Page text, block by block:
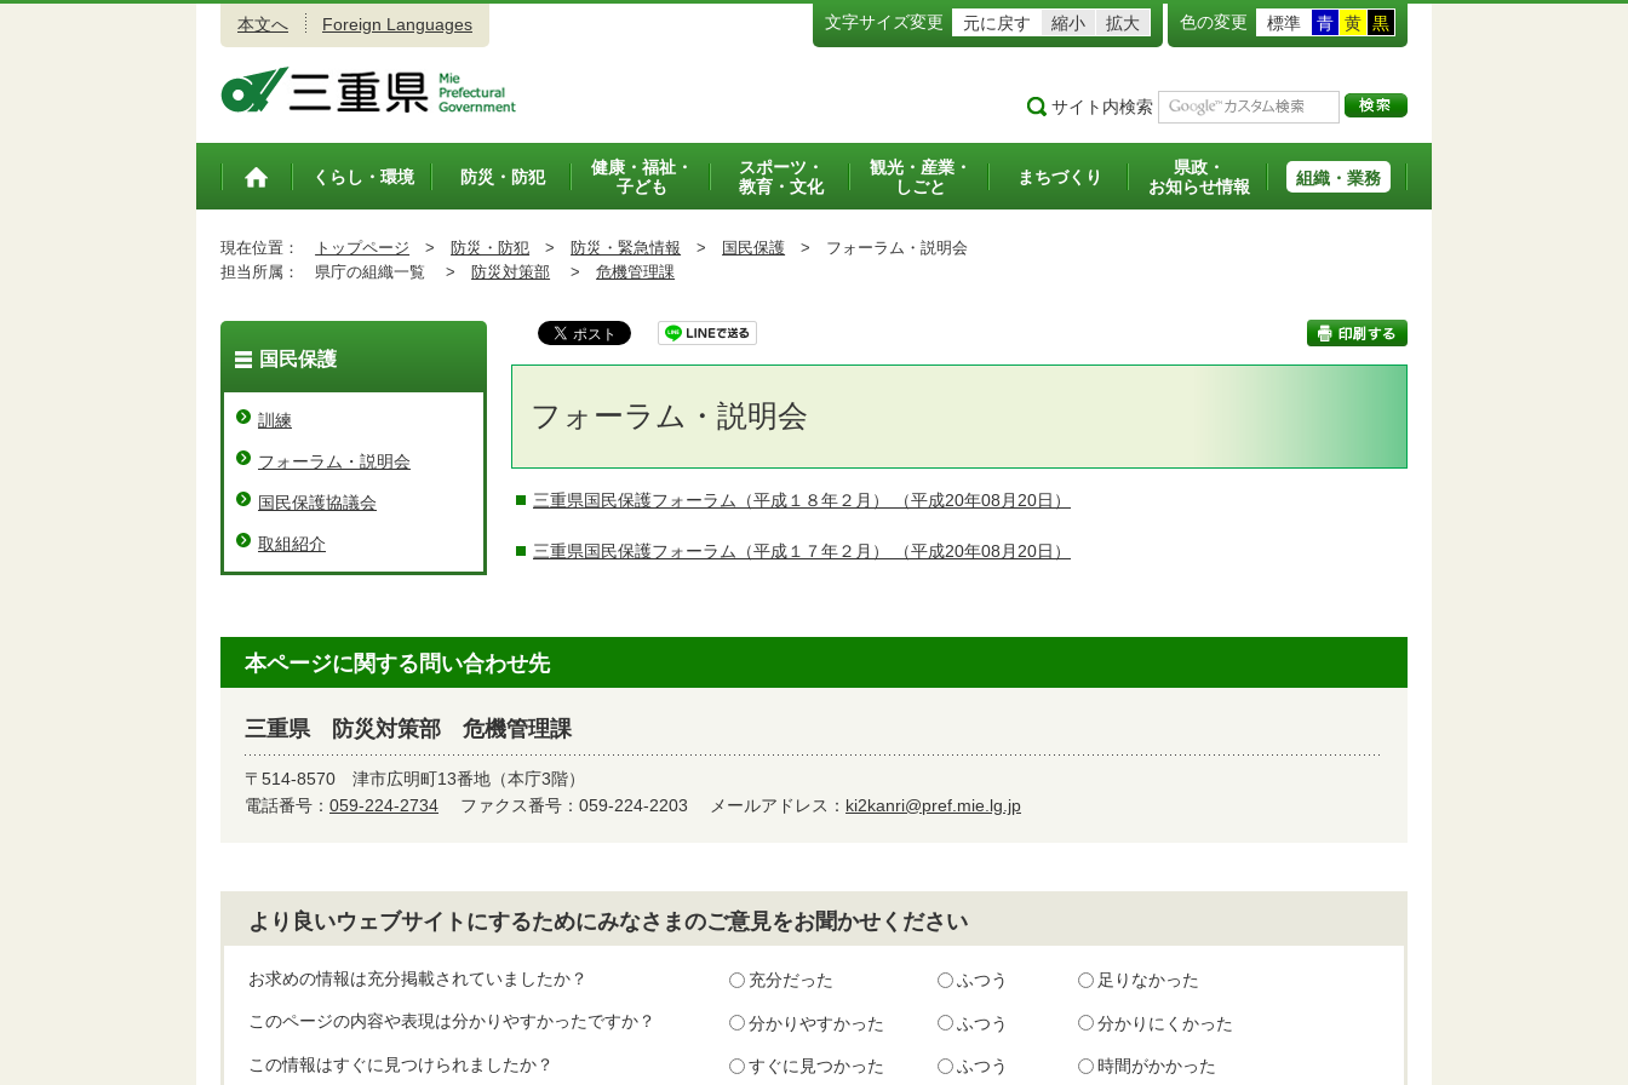
本文へ Foreign Languages 文字サイズ変更 元に戻す 縮小 拡大 色の変更 標準 青 黄 黒
サイト内検索
トップペ
くらし・環境 防災・防犯
健康・福祉・
子ども
スポーツ・
教育・文化
観光・産業・
しごと
まちづくり
県政・
お知らせ情報
組織・業務
現在位置： トップページ > 防災・防犯 > 防災・緊急情報 > 国民保護 > フォーラム・説明会
担当所属：
県庁の組織一覧 > 防災対策部 > 危機管理課
フォーラム・説明会
三重県国民保護フォーラム（平成１８年２月） （平成20年08月20日）
三重県国民保護フォーラム（平成１７年２月） （平成20年08月20日）
国民保護
訓練
フォーラム・説明会
国民保護協議会
取組紹介
本ページに関する問い合わせ先
三重県 防災対策部 危機管理課
〒514-8570 津市広明町13番地（本庁3階）
電話番号： 059-224-2734 ファクス番号：059-224-2203 メールアドレス： ki2kanri@pref.mie.lg.jp
より良いウェブサイトにするためにみなさまのご意見をお聞かせください
お求めの情報は充分掲載されていましたか？ 充分だった ふつう 足りなかった
このページの内容や表現は分かりやすかったですか？ 分かりやすかった ふつう 分かりにくかった
この情報はすぐに見つけられましたか？ すぐに見つかった ふつう 時間がかかった